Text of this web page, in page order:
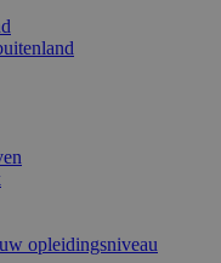
opleidingsniveau